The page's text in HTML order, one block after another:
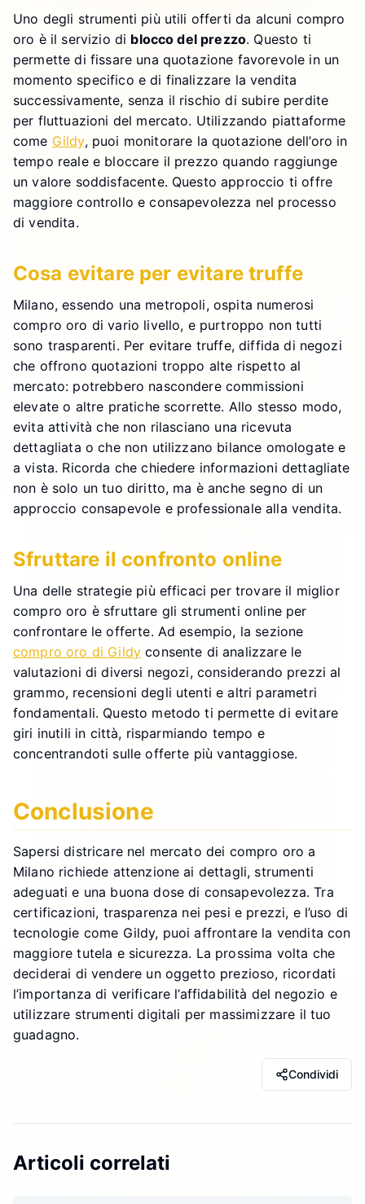
Uno degli strumenti più utili offerti da alcuni compro
oro è il servizio di blocco del prezzo. Questo ti
permette di fissare una quotazione favorevole in un
momento specifico e di finalizzare la vendita
successivamente, senza il rischio di subire perdite
per fluttuazioni del mercato. Utilizzando piattaforme
come Gildy, puoi monitorare la quotazione dell’oro in
tempo reale e bloccare il prezzo quando raggiunge
un valore soddisfacente. Questo approccio ti offre
maggiore controllo e consapevolezza nel processo
di vendita.
Cosa evitare per evitare truffe
Milano, essendo una metropoli, ospita numerosi
compro oro di vario livello, e purtroppo non tutti
sono trasparenti. Per evitare truffe, diffida di negozi
che offrono quotazioni troppo alte rispetto al
mercato: potrebbero nascondere commissioni
elevate o altre pratiche scorrette. Allo stesso modo,
evita attività che non rilasciano una ricevuta
dettagliata o che non utilizzano bilance omologate e
a vista. Ricorda che chiedere informazioni dettagliate
non è solo un tuo diritto, ma è anche segno di un
approccio consapevole e professionale alla vendita.
Sfruttare il confronto online
Una delle strategie più efficaci per trovare il miglior
compro oro è sfruttare gli strumenti online per
confrontare le offerte. Ad esempio, la sezione
compro oro di Gildy consente di analizzare le
valutazioni di diversi negozi, considerando prezzi al
grammo, recensioni degli utenti e altri parametri
fondamentali. Questo metodo ti permette di evitare
giri inutili in città, risparmiando tempo e
concentrandoti sulle offerte più vantaggiose.
Conclusione
Sapersi districare nel mercato dei compro oro a
Milano richiede attenzione ai dettagli, strumenti
adeguati e una buona dose di consapevolezza. Tra
certificazioni, trasparenza nei pesi e prezzi, e l’uso di
tecnologie come Gildy, puoi affrontare la vendita con
maggiore tutela e sicurezza. La prossima volta che
deciderai di vendere un oggetto prezioso, ricordati
l’importanza di verificare l’affidabilità del negozio e
utilizzare strumenti digitali per massimizzare il tuo
guadagno.
Condividi
Articoli correlati